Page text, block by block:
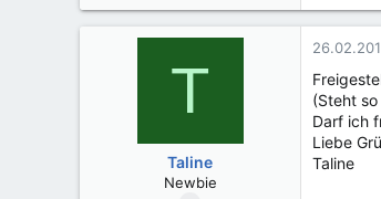
T
Taline
Newbie
(Steht
Darf ich
Liebe
Taline